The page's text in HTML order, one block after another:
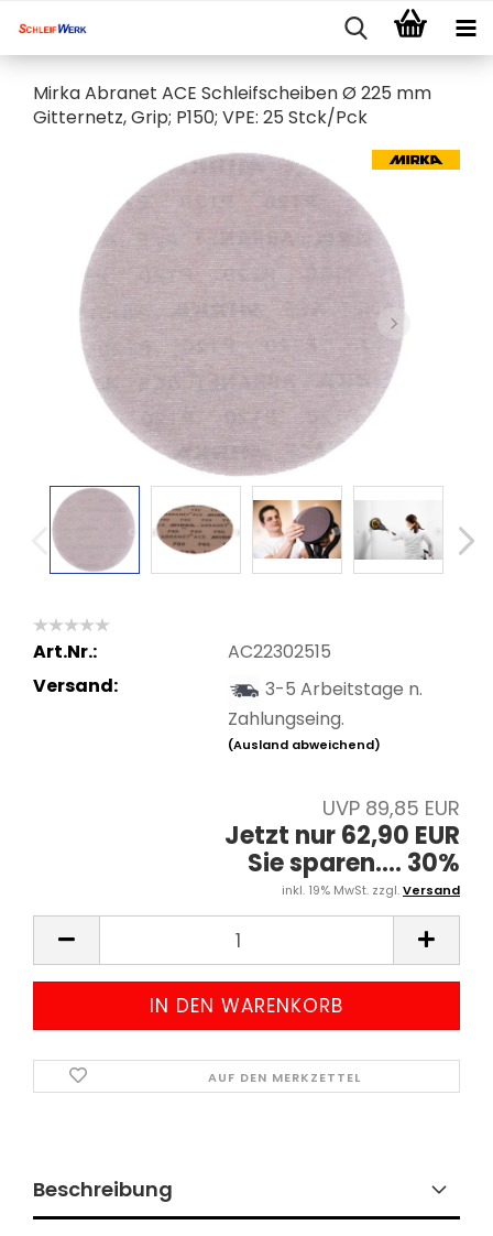
Mirka Abranet ACE Schleifscheiben Ø 225 mm
Gitternetz, Grip; P150; VPE: 25 Stck/Pck
Art.Nr.:
AC22302515
Versand:
3-5 Arbeitstage n.
Zahlungseing.
(Ausland abweichend)
UVP 89,85 EUR
Jetzt nur 62,90 EUR
Sie sparen.... 30%
inkl. 19% MwSt. zzgl.Versand
AUF DEN MERKZETTEL
Beschreibung